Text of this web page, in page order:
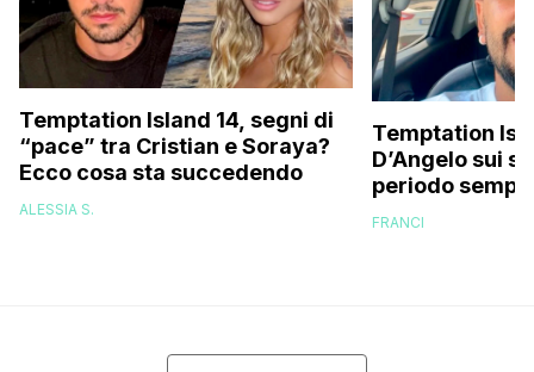
Temptation Island 14, segni di
“pace” tra Cristian e Soraya?
Ecco cosa sta succedendo
ALESSIA S.
Temptation
D’Angelo sui
periodo
fatica…”
FRANCI